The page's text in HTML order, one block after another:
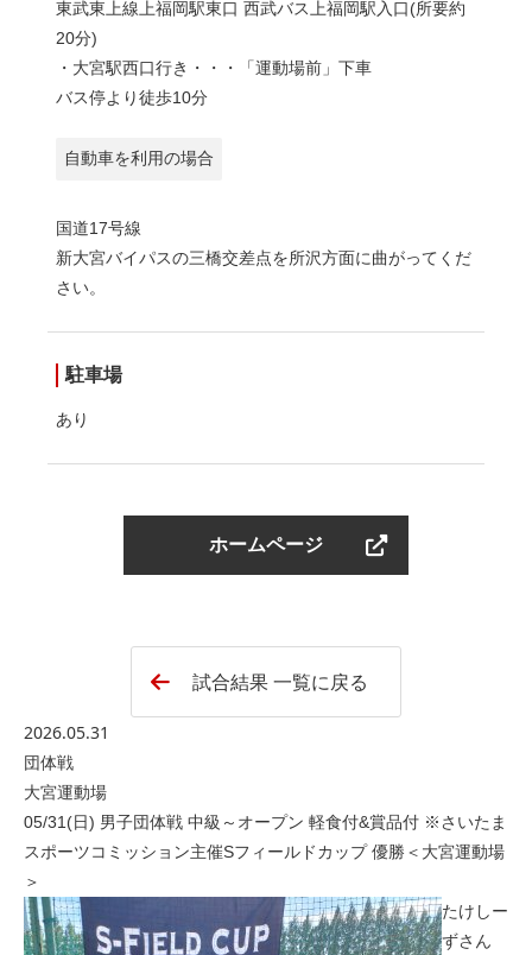
東武東上線上福岡駅東口 西武バス上福岡駅入口(所要約
20分)
・大宮駅西口行き・・・「運動場前」下車
バス停より徒歩10分
自動車を利用の場合
国道17号線
新大宮バイパスの三橋交差点を所沢方面に曲がってくだ
さい。
駐車場
あり
ホームページ
試合結果 一覧に戻る
2026.05.31
団体戦
大宮運動場
05/31(日) 男子団体戦 中級～オープン 軽食付&賞品付 ※さいたま
スポーツコミッション主催Sフィールドカップ 優勝＜大宮運動場
＞
たけしー
ずさん